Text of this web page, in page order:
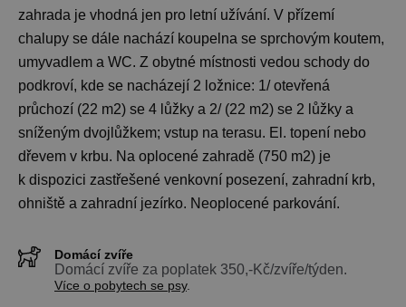
zahrada je vhodná jen pro letní užívání. V přízemí
chalupy se dále nachází koupelna se sprchovým koutem,
umyvadlem a WC. Z obytné místnosti vedou schody do
podkroví, kde se nacházejí 2 ložnice: 1/ otevřená
průchozí (22 m2) se 4 lůžky a 2/ (22 m2) se 2 lůžky a
sníženým dvojlůžkem; vstup na terasu. El. topení nebo
dřevem v krbu. Na oplocené zahradě (750 m2) je
k dispozici zastřešené venkovní posezení, zahradní krb,
ohniště a zahradní jezírko. Neoplocené parkování.
Domácí zvíře
Domácí zvíře za poplatek 350,-Kč/zvíře/týden.
Více o pobytech se psy.